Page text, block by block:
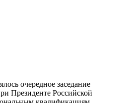
очередное заседание
Президенте Российской